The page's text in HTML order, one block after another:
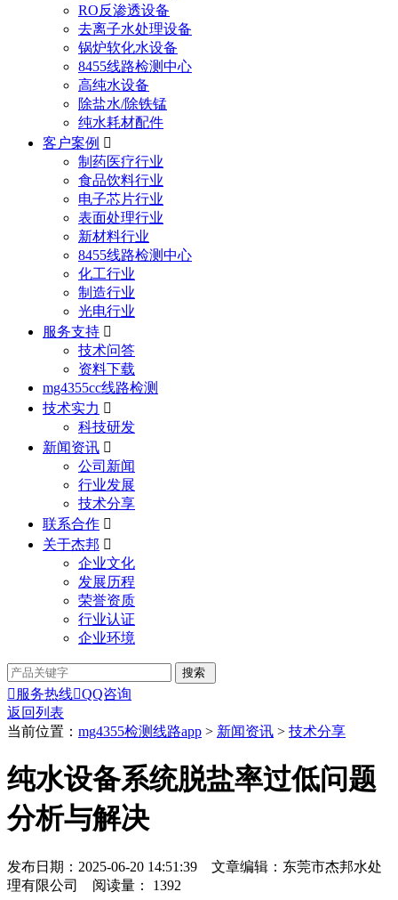
RO反渗透设备
去离子水处理设备
锅炉软化水设备
8455线路检测中心
高纯水设备
除盐水/除铁锰
纯水耗材配件
客户案例 
制药医疗行业
食品饮料行业
电子芯片行业
表面处理行业
新材料行业
8455线路检测中心
化工行业
制造行业
光电行业
服务支持 
技术问答
资料下载
mg4355cc线路检测
技术实力 
科技研发
新闻资讯 
公司新闻
行业发展
技术分享
联系合作 
关于杰邦 
企业文化
发展历程
荣誉资质
行业认证
企业环境
 服务热线QQ咨询
返回列表
当前位置： mg4355检测线路app > 新闻资讯 > 技术分享
纯水设备系统脱盐率过低问题
分析与解决
发布日期：2025-06-20 14:51:39 文章编辑：东莞市杰邦水处
理有限公司 阅读量： 1392